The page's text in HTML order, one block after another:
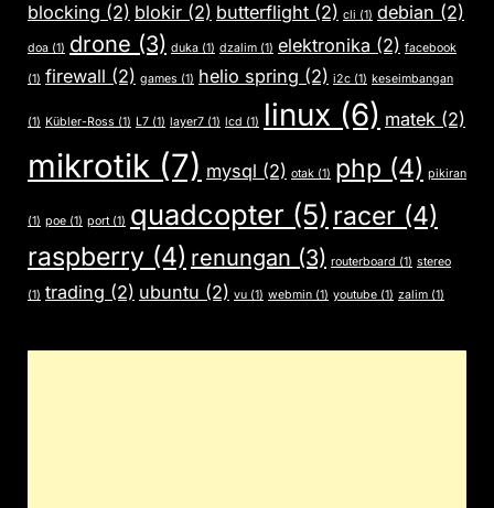
blocking (2) blokir (2) butterflight (2) cli (1) debian (2)
doa (1) drone (3) duka (1) dzalim (1) elektronika (2) facebook
(1) firewall (2) games (1) helio spring (2) i2c (1) keseimbangan
(1) Kübler-Ross (1) L7 (1) layer7 (1) lcd (1) linux (6) matek (2)
mikrotik (7) mysql (2) otak (1) php (4) pikiran
(1) poe (1) port(1) quadcopter (5) racer (4)
raspberry (4) renungan (3) routerboard (1) stereo
(1) trading (2) ubuntu (2) vu (1) webmin (1) youtube (1) zalim (1)